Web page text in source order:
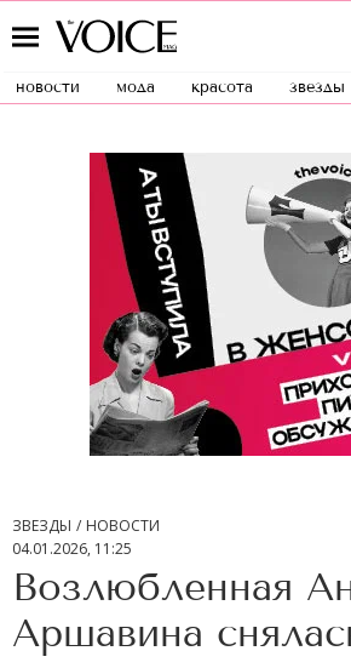
новости мода красота звезды
ЗВЕЗДЫ
НОВОСТИ
04.01.2026, 11:25
Возлюбленная
Аршавина